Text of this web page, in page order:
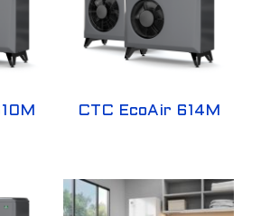
CTC EcoAir 614M